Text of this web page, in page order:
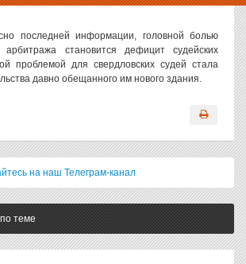
последней информации, головной болью
арбитража становится дефицит судейских
проблемой для свердловских судей стала
давно обещанного им нового здания.
на наш Телеграм-канал
теме